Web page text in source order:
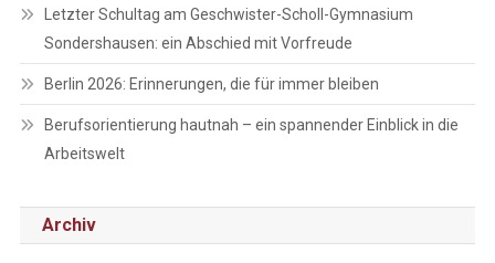
Letzter Schultag am Geschwister-Scholl-Gymnasium
Sondershausen: ein Abschied mit Vorfreude
Berlin 2026: Erinnerungen, die für immer bleiben
Berufsorientierung hautnah – ein spannender Einblick in die
Arbeitswelt
Archiv